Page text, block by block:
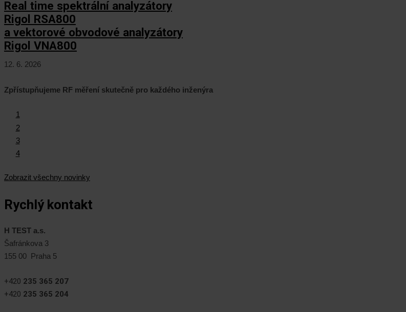
Real time spektrální analyzátory
Rigol RSA800
a vektorové obvodové analyzátory
Rigol VNA800
12. 6. 2026
Zpřístupňujeme RF měření skutečně pro každého inženýra
1
2
3
4
Zobrazit všechny novinky
Rychlý kontakt
H TEST a.s.
Šafránkova 3
155 00 Praha 5
+420 235 365 207
+420 235 365 204